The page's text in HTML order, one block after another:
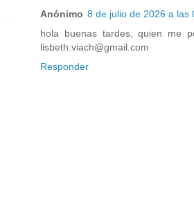
Anónimo 8 de julio de 2026 a las
hola buenas tardes, quien me
lisbeth.viach@gmail.com
Responder